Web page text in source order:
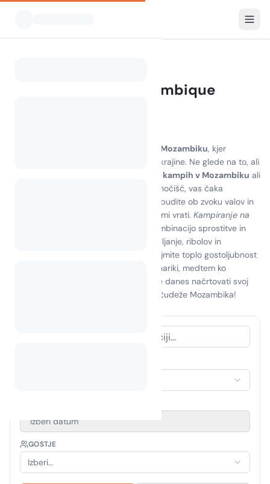
Kampiranje v Mozambique
kampiranja v Mozambiku, kjer
nedotaknjene plaže srečujejo bujne pokrajine. Ne glede na to, ali
kampih v Mozambiku ali
uživati v udobju dobro opremljenih prenočišč, vas čaka
pustolovščina. Predstavljajte si, da se zbudite ob zvoku valov in
pogledu na živahno divjad tik pred vašimi vrati. Kampiranje na
ponuja edinstveno kombinacijo sprostitve in
vznemirjenja, z aktivnostmi, kot so šnorkljanje, ribolov in
raziskovanje lokalnih znamenitosti. Sprejmite toplo gostoljubnost
domačinov in se prepustite okusni kulinariki, medtem ko
ustvarjate nepozabne spomine. Začnite danes načrtovati svoj
sanjski oddih in se potopite v naravne čudeže Mozambika!
Izberi datum
GOSTJE
Izberi...